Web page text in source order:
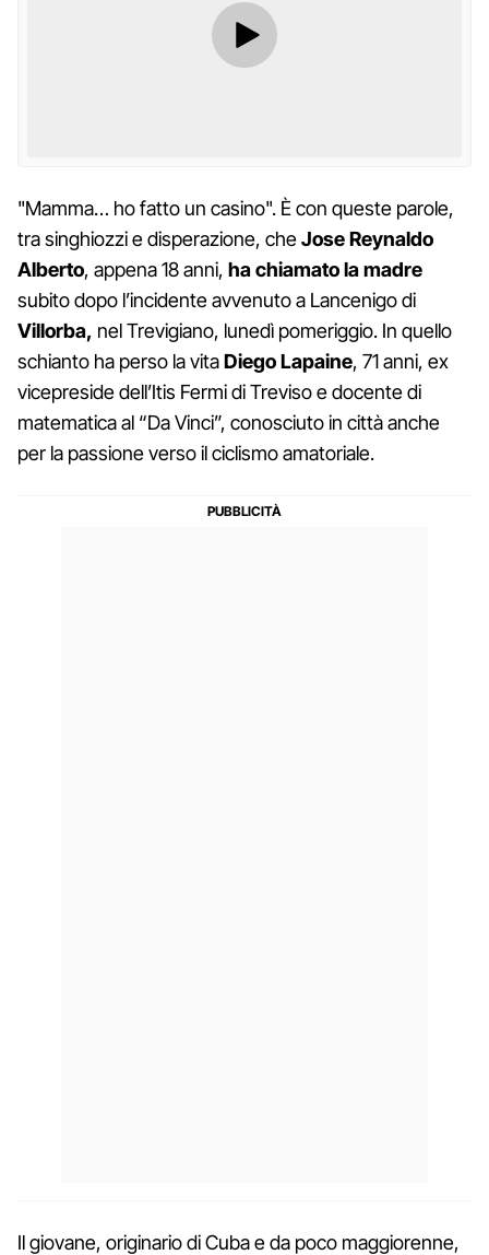
"Mamma… ho fatto un casino". È con queste parole,
tra singhiozzi e disperazione, cheJose Reynaldo
Alberto, appena 18 anni, ha chiamato la madre
subito dopo l’incidente avvenuto a Lancenigo di
Villorba, nel Trevigiano, lunedì pomeriggio. In quello
schianto ha perso la vitaDiego Lapaine, 71 anni, ex
vicepreside dell’Itis Fermi di Treviso e docente di
matematica al “Da Vinci”, conosciuto in città anche
per la passione verso il ciclismo amatoriale.
Il giovane, originario di Cuba e da poco maggiorenne,